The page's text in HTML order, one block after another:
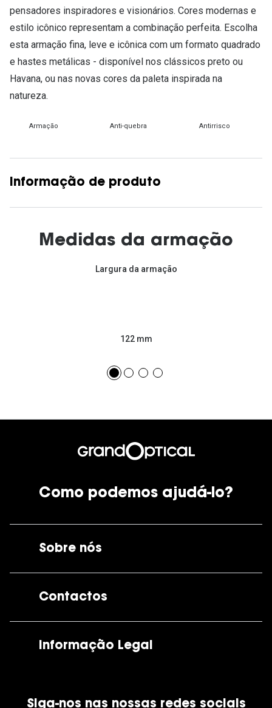
pensadores inspiradores e visionários. Cores modernas e
estilo icônico representam a combinação perfeita. Escolha
esta armação fina, leve e icônica com um formato quadrado
e hastes metálicas - disponível nos clássicos preto ou
Havana, ou nas novas cores da paleta inspirada na
natureza.
Armação Anti-quebra Antirrisco
Informação de produto
Medidas da armação
Largura da armação
122 mm
Como podemos ajudá-lo?
Sobre nós
Contactos
Informação Legal
Política de Cookies
Siga-nos nas nossas redes sociais